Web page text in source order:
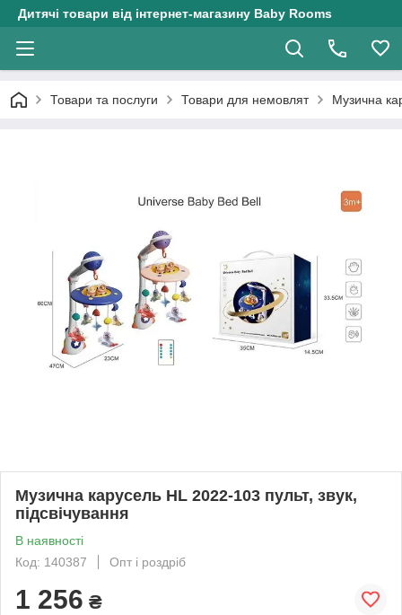
Дитячі товари від інтернет-магазину Baby Rooms
Товари та послуги Товари для немовлят Музична
Музична карусель HL 2022-103 пульт, звук,
підсвічування
В наявності
Код: 140387
Опт і роздріб
1 256 ₴